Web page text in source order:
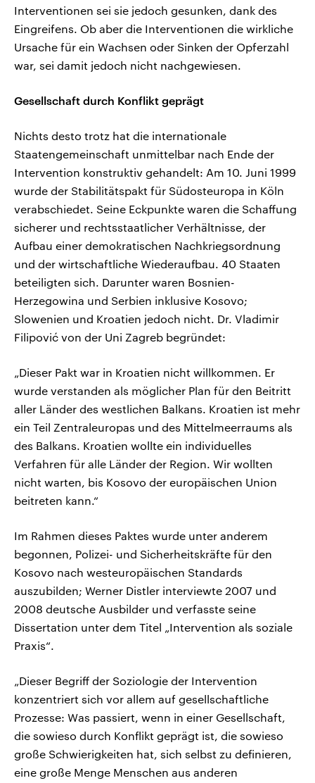
Interventionen sei sie jedoch gesunken, dank des
Eingreifens. Ob aber die Interventionen die wirkliche
Ursache für ein Wachsen oder Sinken der Opferzahl
war, sei damit jedoch nicht nachgewiesen.
Gesellschaft durch Konflikt geprägt
Nichts desto trotz hat die internationale
Staatengemeinschaft unmittelbar nach Ende der
Intervention konstruktiv gehandelt: Am 10. Juni 1999
wurde der Stabilitätspakt für Südosteuropa in Köln
verabschiedet. Seine Eckpunkte waren die Schaffung
sicherer und rechtsstaatlicher Verhältnisse, der
Aufbau einer demokratischen Nachkriegsordnung
und der wirtschaftliche Wiederaufbau. 40 Staaten
beteiligten sich. Darunter waren Bosnien-
Herzegowina und Serbien inklusive Kosovo;
Slowenien und Kroatien jedoch nicht. Dr. Vladimir
Filipović von der Uni Zagreb begründet:
„Dieser Pakt war in Kroatien nicht willkommen. Er
wurde verstanden als möglicher Plan für den Beitritt
aller Länder des westlichen Balkans. Kroatien ist mehr
ein Teil Zentraleuropas und des Mittelmeerraums als
des Balkans. Kroatien wollte ein individuelles
Verfahren für alle Länder der Region. Wir wollten
nicht warten, bis Kosovo der europäischen Union
beitreten kann.“
Im Rahmen dieses Paktes wurde unter anderem
begonnen, Polizei- und Sicherheitskräfte für den
Kosovo nach westeuropäischen Standards
auszubilden; Werner Distler interviewte 2007 und
2008 deutsche Ausbilder und verfasste seine
Dissertation unter dem Titel „Intervention als soziale
Praxis“.
„Dieser Begriff der Soziologie der Intervention
konzentriert sich vor allem auf gesellschaftliche
Prozesse: Was passiert, wenn in einer Gesellschaft,
die sowieso durch Konflikt geprägt ist, die sowieso
große Schwierigkeiten hat, sich selbst zu definieren,
eine große Menge Menschen aus anderen